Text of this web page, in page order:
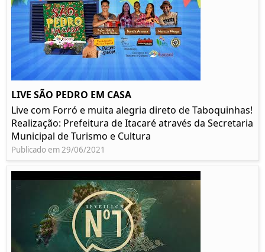
LIVE SÃO PEDRO EM CASA
Live com Forró e muita alegria direto de Taboquinhas!
Realização: Prefeitura de Itacaré através da Secretaria
Municipal de Turismo e Cultura
Publicado em 29/06/2021